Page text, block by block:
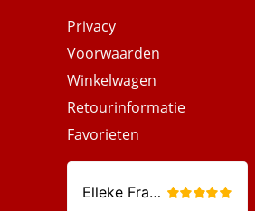
Privacy
Voorwaarden
Winkelwagen
Retourinformatie
Favorieten